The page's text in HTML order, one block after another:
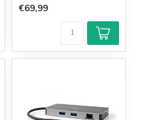
€69,99